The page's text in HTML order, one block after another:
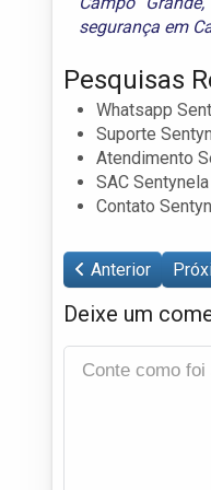
segurança em
Pesquisas
Whatsapp
Suporte
Atendimento
SAC
Contato
Anterior
Deixe um